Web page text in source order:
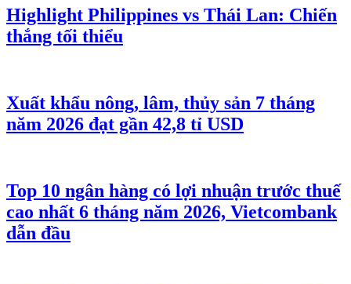
Highlight Philippines vs Thái Lan: Chiến
thắng tối thiểu
Xuất khẩu nông, lâm, thủy sản 7 tháng
năm 2026 đạt gần 42,8 tỉ USD
Top 10 ngân hàng có lợi nhuận trước thuế
cao nhất 6 tháng năm 2026, Vietcombank
dẫn đầu